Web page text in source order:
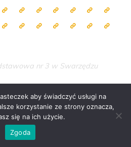
nr 3 w Swarzędzu
Bravada& WordPress .
aby świadczyć usługi na
korzystanie ze strony oznacza,
się na ich użycie.
Zgoda